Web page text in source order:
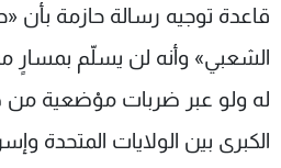
قاعدة توجيه رسالة حازمة بأن
الشعبي» وأنه لن يسلّم بمسارٍ
له ولو عبر ضربات موْضعية
الكبرى بين الولايات المتحدة